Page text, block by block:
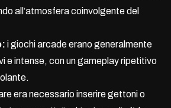
all’atmosfera coinvolgente del
i giochi arcade erano generalmente
e intense, con un gameplay ripetitivo
era necessario inserire gettoni o